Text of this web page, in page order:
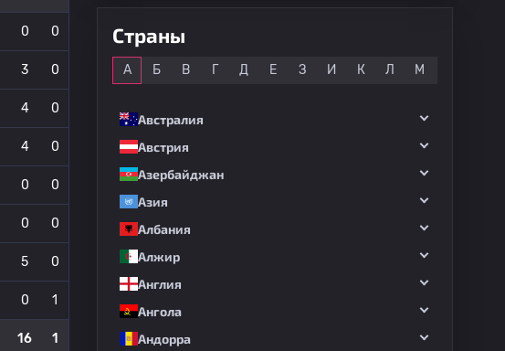
0 0
3 0
4 0
4 0
0 0
0 0
5 0
0 1
16 1
Страны
А Б В Г Д Е З И К Л М
Австралия
Австрия
Азербайджан
Азия
Албания
Алжир
Англия
Ангола
Андорра